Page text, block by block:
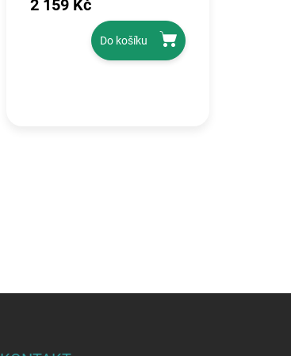
2 159 Kč
Do košíku